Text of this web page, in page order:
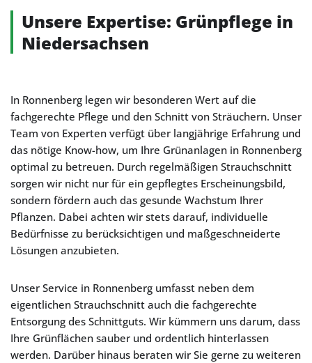
Unsere Expertise: Grünpflege in
Niedersachsen
In Ronnenberg legen wir besonderen Wert auf die
fachgerechte Pflege und den Schnitt von Sträuchern. Unser
Team von Experten verfügt über langjährige Erfahrung und
das nötige Know-how, um Ihre Grünanlagen in Ronnenberg
optimal zu betreuen. Durch regelmäßigen Strauchschnitt
sorgen wir nicht nur für ein gepflegtes Erscheinungsbild,
sondern fördern auch das gesunde Wachstum Ihrer
Pflanzen. Dabei achten wir stets darauf, individuelle
Bedürfnisse zu berücksichtigen und maßgeschneiderte
Lösungen anzubieten.
Unser Service in Ronnenberg umfasst neben dem
eigentlichen Strauchschnitt auch die fachgerechte
Entsorgung des Schnittguts. Wir kümmern uns darum, dass
Ihre Grünflächen sauber und ordentlich hinterlassen
werden. Darüber hinaus beraten wir Sie gerne zu weiteren